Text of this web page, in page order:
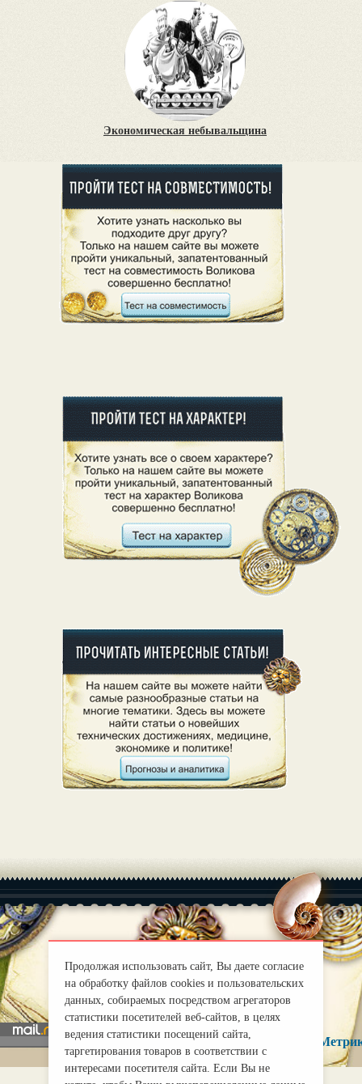
Экономическая небывальщина
О нас |
Правила
mirprognoz@mail.ru
Продолжая использовать сайт, Вы даете согласие
на обработку файлов cookies и пользовательских
данных, собираемых посредством агрегаторов
статистики посетителей веб-сайтов, в целях
ведения статистики посещений сайта,
таргетирования товаров в соответствии с
интересами посетителя сайта. Если Вы не